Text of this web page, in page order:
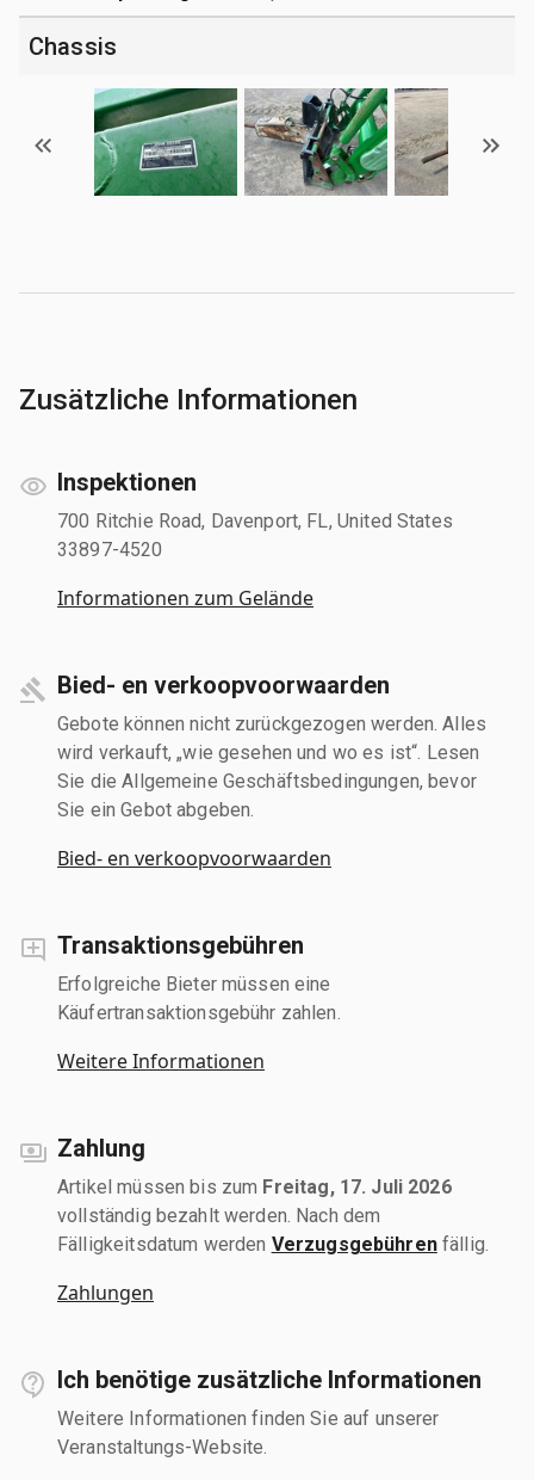
Chassis
Zusätzliche Informationen
Inspektionen
700 Ritchie Road, Davenport, FL, United States
33897-4520
Informationen zum Gelände
Bied- en verkoopvoorwaarden
Gebote können nicht zurückgezogen werden. Alles
wird verkauft, „wie gesehen und wo es ist“. Lesen
Sie die Allgemeine Geschäftsbedingungen, bevor
Sie ein Gebot abgeben.
Bied- en verkoopvoorwaarden
Transaktionsgebühren
Erfolgreiche Bieter müssen eine
Käufertransaktionsgebühr zahlen.
Weitere Informationen
Zahlung
Artikel müssen bis zum Freitag, 17. Juli 2026
vollständig bezahlt werden. Nach dem
Fälligkeitsdatum werden Verzugsgebührenfällig.
Zahlungen
Ich benötige zusätzliche Informationen
Weitere Informationen finden Sie auf unserer
Veranstaltungs-Website.